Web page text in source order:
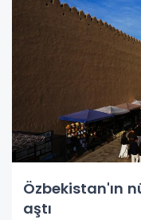
Özbekistan'ın
aştı